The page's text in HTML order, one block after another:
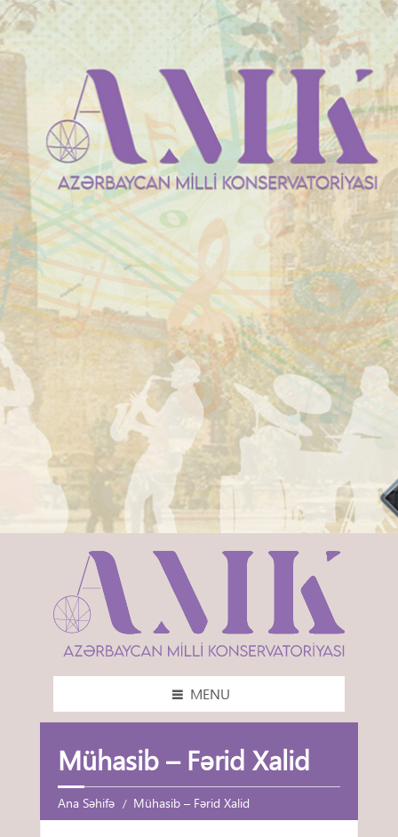
MENU
Mühasib – Fərid Xalid
Ana Səhifə Mühasib – Fərid Xalid